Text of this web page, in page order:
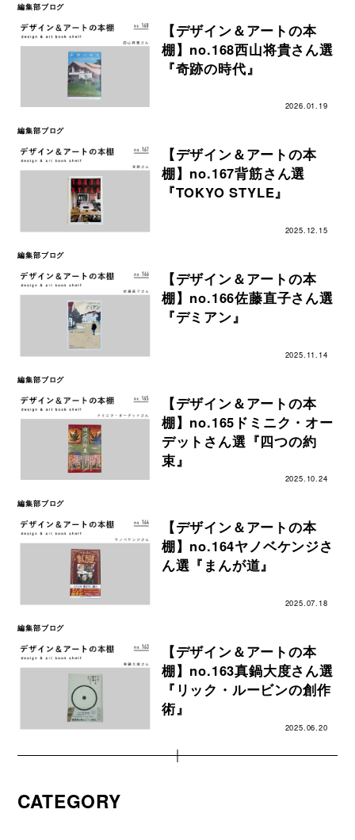
編集部ブログ
【デザイン＆アートの本
棚】no.168西山将貴さん選
『奇跡の時代』
2026.01.19
編集部ブログ
【デザイン＆アートの本
棚】no.167背筋さん選
『TOKYO STYLE』
2025.12.15
編集部ブログ
【デザイン＆アートの本
棚】no.166佐藤直子さん選
『デミアン』
2025.11.14
編集部ブログ
【デザイン＆アートの本
棚】no.165ドミニク・オー
デットさん選『四つの約
束』
2025.10.24
編集部ブログ
【デザイン＆アートの本
棚】no.164ヤノベケンジさ
ん選『まんが道』
2025.07.18
編集部ブログ
【デザイン＆アートの本
棚】no.163真鍋大度さん選
『リック・ルービンの創作
術』
2025.06.20
CATEGORY